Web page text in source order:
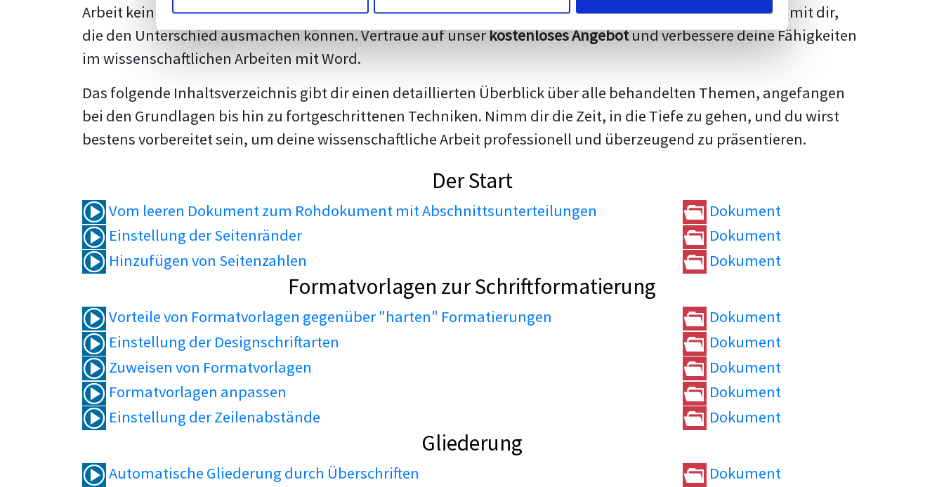
Arbeit kein Problem mehr für dich darstellen. Unsere erfahrenen Trainer teilen wertvolleTipps und Tricks
mit dir,
die den Unterschied ausmachen können. Vertraue auf unserkostenloses Angebotund verbessere deine Fähigkeiten
im wissenschaftlichen Arbeiten mit Word.
Das folgende Inhaltsverzeichnis gibt dir einen detaillierten Überblick über alle behandelten Themen, angefangen
bei den Grundlagen bis hin zu fortgeschrittenen Techniken. Nimm dir die Zeit, in die Tiefe zu gehen, und du wirst
bestens vorbereitet sein, um deine wissenschaftliche Arbeit professionell und überzeugend zu präsentieren.
Der Start
Vom leeren Dokument zum Rohdokument mit Abschnittsunterteilungen
Dokument
Einstellung der Seitenränder
Dokument
Hinzufügen von Seitenzahlen
Dokument
Formatvorlagen zur Schriftformatierung
Vorteile von Formatvorlagen gegenüber "harten" Formatierungen
Dokument
Einstellung der Designschriftarten
Dokument
Zuweisen von Formatvorlagen
Dokument
Formatvorlagen anpassen
Dokument
Einstellung der Zeilenabstände
Dokument
Gliederung
Automatische Gliederung durch Überschriften
Dokument